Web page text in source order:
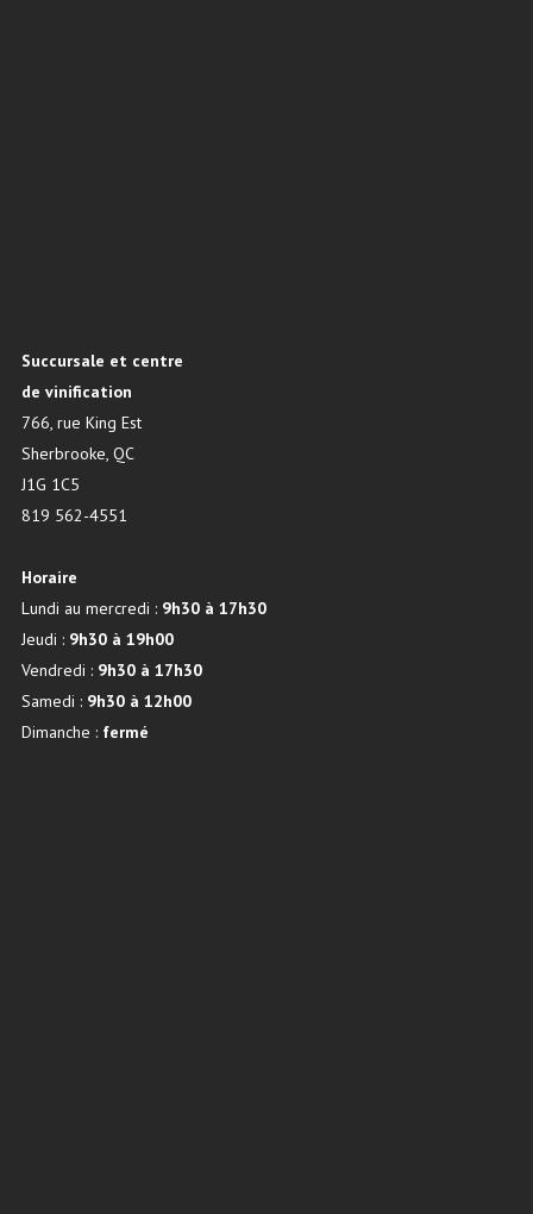
Succursale et centre
de vinification
766, rue King Est
Sherbrooke, QC
J1G 1C5
819 562-4551
Horaire
Lundi au mercredi : 9h30 à 17h30
Jeudi : 9h30 à 19h00
Vendredi : 9h30 à 17h30
Samedi : 9h30 à 12h00
Dimanche : fermé